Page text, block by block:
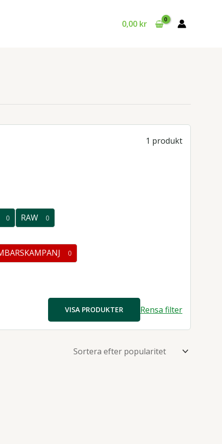
0,00 kr
1 produkt
0 RAW 0
0
0
VISA PRODUKTER Rensa filter